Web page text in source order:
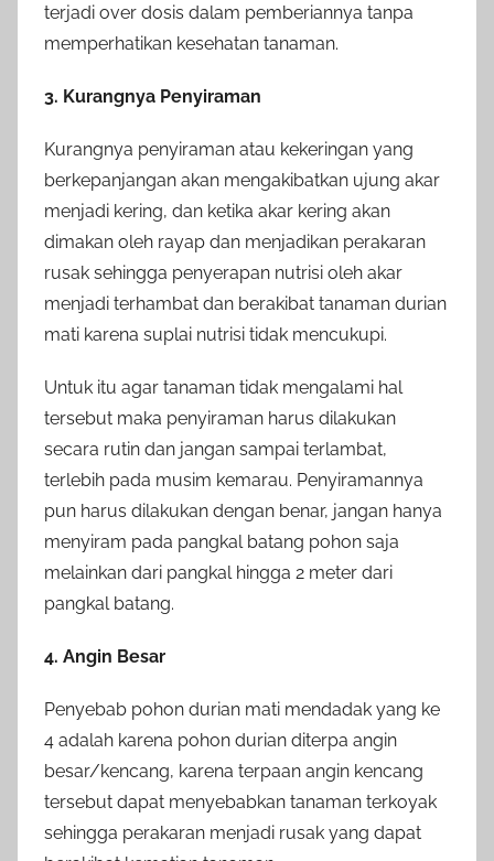
terjadi over dosis dalam pemberiannya tanpa
memperhatikan kesehatan tanaman.
3. Kurangnya Penyiraman
Kurangnya penyiraman atau kekeringan yang
berkepanjangan akan mengakibatkan ujung akar
menjadi kering, dan ketika akar kering akan
dimakan oleh rayap dan menjadikan perakaran
rusak sehingga penyerapan nutrisi oleh akar
menjadi terhambat dan berakibat tanaman durian
mati karena suplai nutrisi tidak mencukupi.
Untuk itu agar tanaman tidak mengalami hal
tersebut maka penyiraman harus dilakukan
secara rutin dan jangan sampai terlambat,
terlebih pada musim kemarau. Penyiramannya
pun harus dilakukan dengan benar, jangan hanya
menyiram pada pangkal batang pohon saja
melainkan dari pangkal hingga 2 meter dari
pangkal batang.
4. Angin Besar
Penyebab pohon durian mati mendadak yang ke
4 adalah karena pohon durian diterpa angin
besar/kencang, karena terpaan angin kencang
tersebut dapat menyebabkan tanaman terkoyak
sehingga perakaran menjadi rusak yang dapat